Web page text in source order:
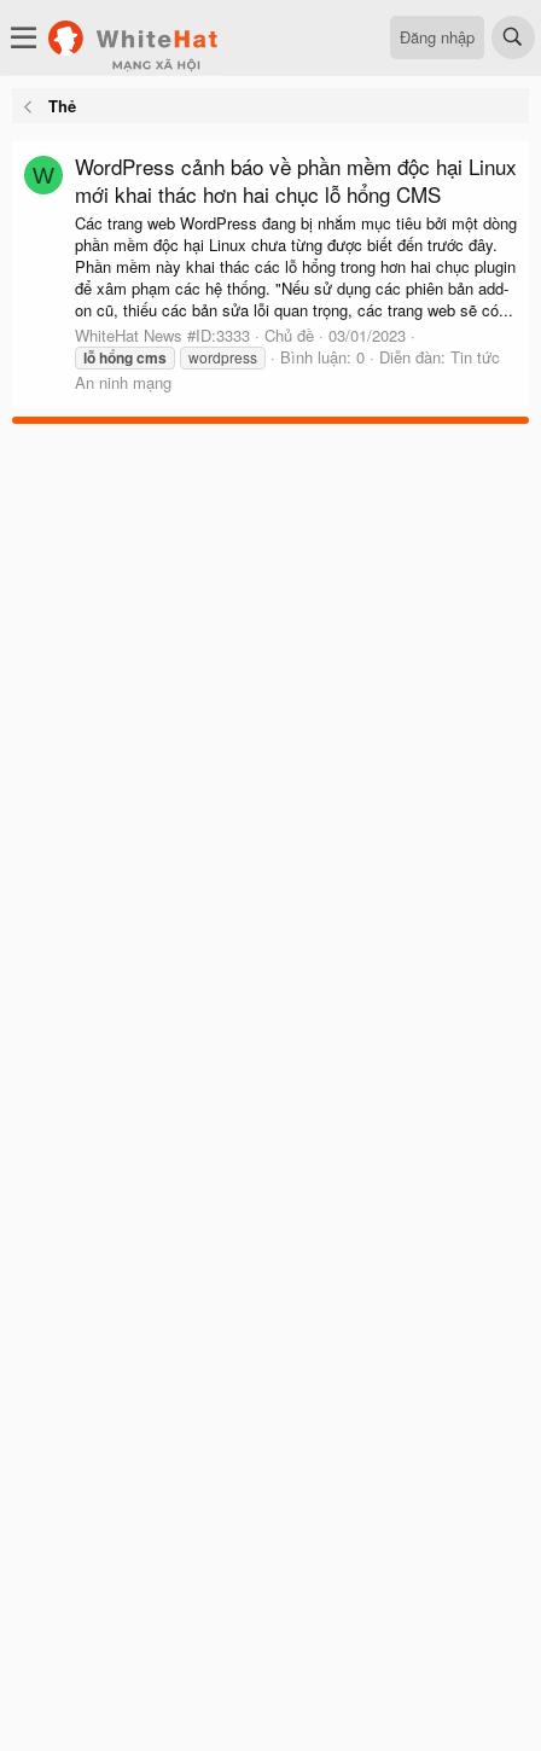
Đăng nhập
Thẻ
W
WordPress cảnh báo về phần mềm độc hại Linux
mới khai thác hơn hai chục lỗ hổng CMS
Các trang web WordPress đang bị nhắm mục tiêu bởi một dòng
phần mềm độc hại Linux chưa từng được biết đến trước đây.
Phần mềm này khai thác các lỗ hổng trong hơn hai chục plugin
để xâm phạm các hệ thống. "Nếu sử dụng các phiên bản add-
on cũ, thiếu các bản sửa lỗi quan trọng, các trang web sẽ có...
WhiteHat News #ID:3333
Chủ đề 03/01/2023
lỗhổngcms wordpress Bình luận: 0 Diễn đàn: Tin tức
An ninh mạng